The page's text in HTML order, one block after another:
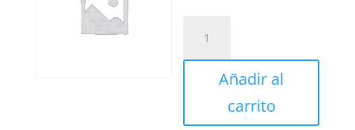
cantidad
Añadir al
carrito